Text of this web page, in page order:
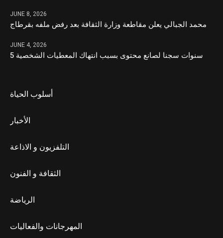
JUNE 8, 2026
محمد الجبالي يعلن مقاطعة وزارة الثقافة بعد رفض ملفه بقرطاج
JUNE 4, 2026
5 سنوات سجنا لصانع محتوى بسبب انتهاك المعطيات الشخصية
أسلوب الحياة
الأخبار
التلفزيون و الاذاعة
الثقافة و الفنون
الرياضة
المهرجانات والفعاليات